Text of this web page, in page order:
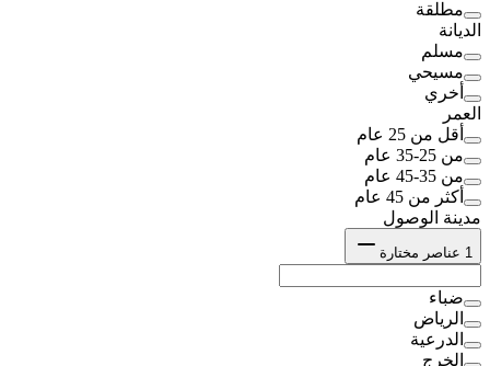
مطلقة
الديانة
مسلم
مسيحي
أخري
العمر
أقل من 25 عام
من 25-35 عام
من 35-45 عام
أكثر من 45 عام
مدينة الوصول
1 عناصر مختارة
ضباء
الرياض
الدرعية
الخرج